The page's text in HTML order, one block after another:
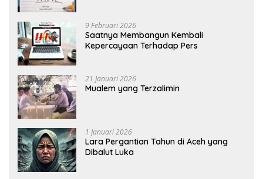
9 Februari 2026
Saatnya Membangun Kembali
Kepercayaan Terhadap Pers
21 Januari 2026
Mualem yang Terzalimin
1 Januari 2026
Lara Pergantian Tahun di Aceh yang
Dibalut Luka